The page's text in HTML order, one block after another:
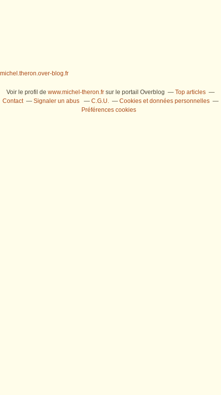
michel.theron.over-blog.fr
Voir le profil de www.michel-theron.fr sur le portail Overblog
Top articles
Contact
Signaler un abus C.G.U.
Cookies et données personnelles
Préférences cookies